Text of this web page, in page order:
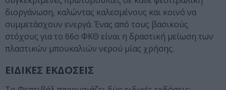
διοργάνωση, καλώντας καλεσμένους και κοινό να
συμμετάσχουν ενεργά. Ένας από τους βασικούς
στόχους για το 66ο ΦΚΘ είναι η δραστική μείωση των
πλαστικών μπουκαλιών νερού μίας χρήσης.
ΕΙΔΙΚΕΣ ΕΚΔΟΣΕΙΣ